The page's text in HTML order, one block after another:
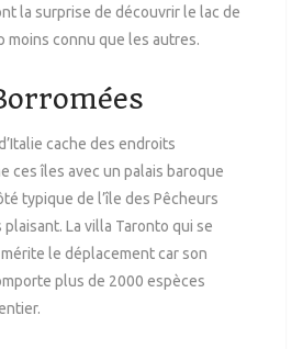
la surprise de découvrir le lac de
moins connu que les autres.
cache des endroits
ces îles avec un palais baroque
typique de l’île des Pêcheurs
La villa Taronto qui se
le déplacement car son
plus de 2000 espèces